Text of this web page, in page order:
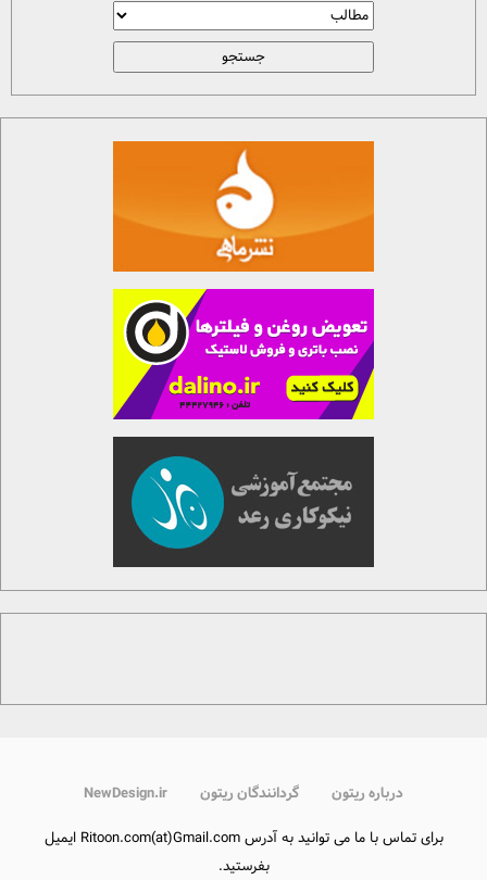
درباره ریتون گردانندگان ریتون NewDesign.ir
برای تماس با ما می توانید به آدرس Ritoon.com(at)Gmail.com ایمیل
بفرستید.